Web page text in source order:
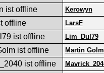
Kerowyn
LarsF
Lim_Dul79
Martin Golm